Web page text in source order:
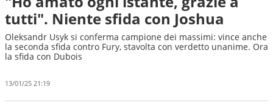
tutti". Niente sfida con Joshua
Oleksandr Usyk si conferma campione dei massimi: vince anche
la seconda sfida contro Fury, stavolta con verdetto unanime. Ora
la sfida con Dubois
13/01/25 21:19